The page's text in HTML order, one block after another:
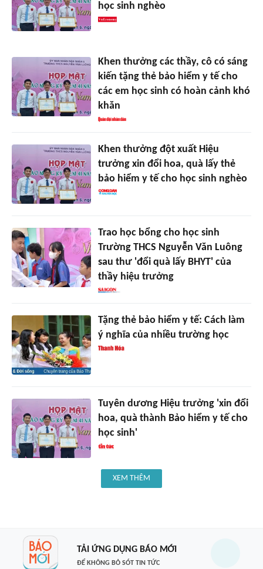
học sinh nghèo
Khen thưởng các thầy, cô có sáng
kiến tặng thẻ bảo hiểm y tế cho
các em học sinh có hoàn cảnh khó
khăn
Khen thưởng đột xuất Hiệu
trưởng xin đổi hoa, quà lấy thẻ
bảo hiểm y tế cho học sinh nghèo
Trao học bổng cho học sinh
Trường THCS Nguyễn Văn Luông
sau thư 'đổi quà lấy BHYT' của
thầy hiệu trưởng
Tặng thẻ bảo hiểm y tế: Cách làm
ý nghĩa của nhiều trường học
Tuyên dương Hiệu trưởng 'xin đổi
hoa, quà thành Bảo hiểm y tế cho
học sinh'
XEM THÊM
TẢI ỨNG DỤNG BÁO MỚI
ĐỂ KHÔNG BỎ SÓT TIN TỨC